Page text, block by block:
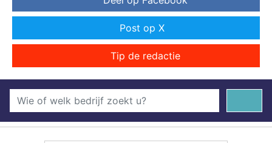
Post op X
Tip de redactie